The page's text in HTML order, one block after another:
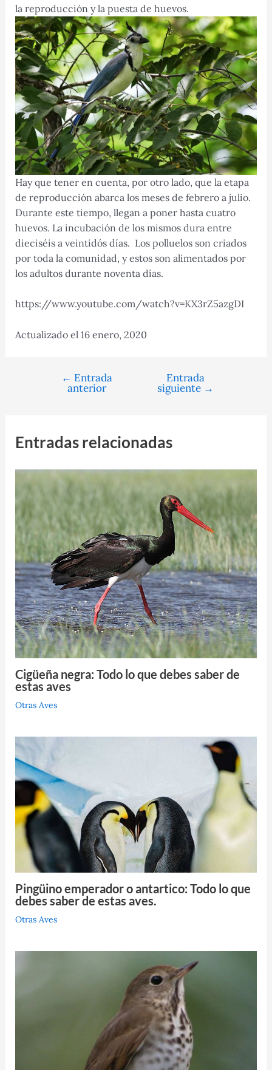
la reproducción y la puesta de huevos.
Hay que tener en cuenta, por otro lado, que la etapa
de reproducción abarca los meses de febrero a julio.
Durante este tiempo, llegan a poner hasta cuatro
huevos. La incubación de los mismos dura entre
dieciséis a veintidós días. Los polluelos son criados
por toda la comunidad, y estos son alimentados por
los adultos durante noventa días.
https://www.youtube.com/watch?v=KX3rZ5azgDI
Actualizado el 16 enero, 2020
Navegación
← Entrada
anterior
Entrada
siguiente →
Entradas relacionadas
Cigüeña negra: Todo lo que debes saber de
estas aves
Otras Aves
Pingüino emperador o antartico: Todo lo que
debes saber de estas aves.
Otras Aves